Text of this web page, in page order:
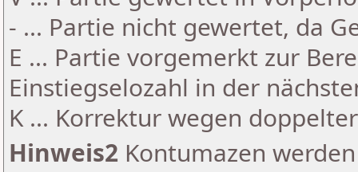
- ... Partie nicht gewertet, da
E ... Partie vorgemerkt zur
Einstiegselozahl in der
K ... Korrektur wegen
Hinweis2 Kontumazen